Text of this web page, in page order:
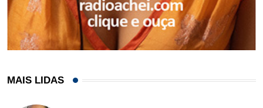
MAIS LIDAS